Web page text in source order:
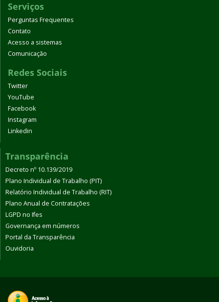
Serviços
Perguntas Frequentes
Contato
Acesso a sistemas
Comunicação
Redes Sociais
Twitter
YouTube
Facebook
Instagram
Linkedin
Transparência
Decreto nº 10.139/2019
Plano Individual de Trabalho (PIT)
Relatório Individual de Trabalho (RIT)
Plano Anual de Contratações
LGPD no Ifes
Governança em números
Portal da Transparência
Ouvidoria